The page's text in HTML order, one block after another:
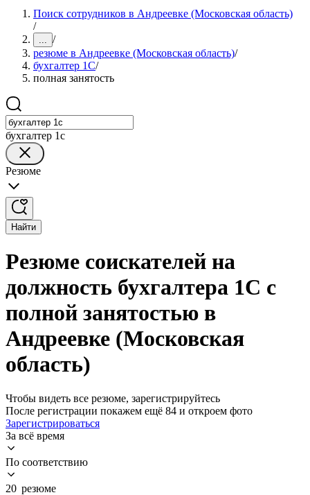
Поиск сотрудников в Андреевке (Московская область)
/
... /
резюме в Андреевке (Московская область)/
бухгалтер 1C/
полная занятость
бухгалтер 1c
Резюме
Найти
Резюме соискателей на
должность бухгалтера 1C с
полной занятостью в
Андреевке (Московская
область)
Чтобы видеть все резюме, зарегистрируйтесь
После регистрации покажем ещё 84 и откроем фото
Зарегистрироваться
За всё время
По соответствию
20 резюме